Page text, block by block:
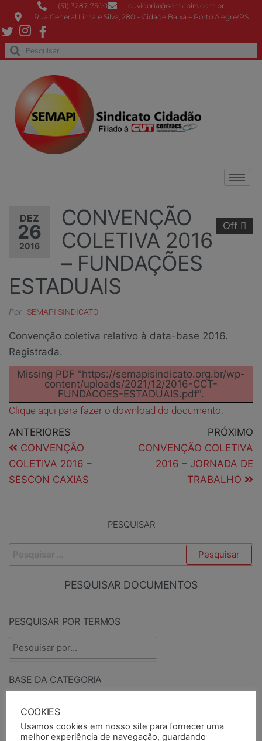
(51) 3287-7500
ouvidoria@semapirs.com.br
Rua General Lima e Silva, 280 – Cidade Baixa – Porto Alegre/RS
DEZ
26
2016
Off
CONVENÇÃO
COLETIVA 2016
– FUNDAÇÕES
ESTADUAIS
Por SEMAPI SINDICATO
Convenção coletiva relativo à data-base 2016.
Registrada.
Missing PDF "https://semapisindicato.org.br/wp-
content/uploads/2021/12/2016-CCT-
FUNDACOES-ESTADUAIS.pdf".
Clique aqui para fazer o download do documento.
ANTERIORES
CONVENÇÃO
COLETIVA 2016 –
SESCON CAXIAS
PRÓXIMO
CONVENÇÃO COLETIVA
2016 – JORNADA DE
TRABALHO
PESQUISAR
PESQUISAR DOCUMENTOS
PESQUISAR POR TERMOS
BASE DA CATEGORIA
TIPO DE DOCUMENTO PUBLICADOS ENTRE
COOKIES
Usamos cookies em nosso site para fornecer uma
melhor experiência de navegação, guardando